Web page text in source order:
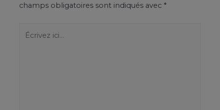
champs obligatoires sont indiqués avec *